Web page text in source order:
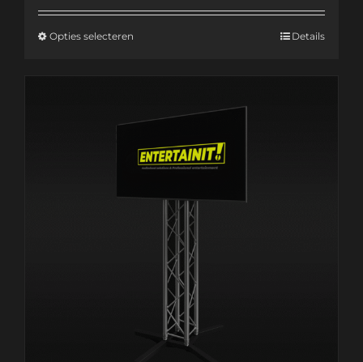
tot
Opties selecteren
variaties.
Deze
optie
gekozen
worden
productpagina
Details